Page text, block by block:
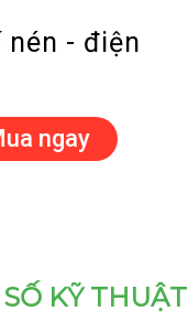
KỸ THUẬT